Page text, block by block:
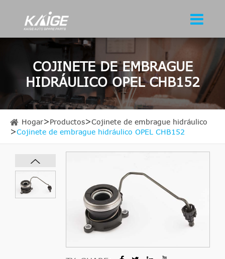
COJINETE DE EMBRAGUE
HIDRÁULICO OPEL CHB152
Hogar Productos
Cojinete de embrague hidráulico
Cojinete de embrague hidráulico OPEL CHB152